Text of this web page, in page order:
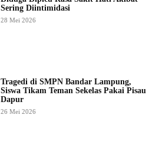
Sering Diintimidasi
28 Mei 2026
Tragedi di SMPN Bandar Lampung,
Siswa Tikam Teman Sekelas Pakai Pisau
Dapur
26 Mei 2026